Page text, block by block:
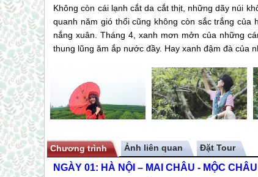
Không còn cái lạnh cắt da cắt thịt, những dãy núi
quanh năm gió thổi cũng không còn sắc trắng
nắng xuân. Tháng 4, xanh mơn mởn của những
thung lũng ăm ắp nước đầy. Hay xanh đậm đà của
Chương trình Ảnh liên quan
NGÀY 01: HÀ NỘI – MAI CHÂU - MỘC CHÂU